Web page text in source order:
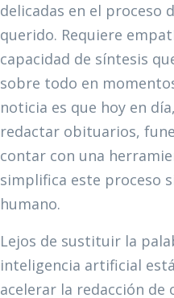
delicadas en el proceso
querido. Requiere
capacidad de síntesis
sobre todo en
noticia es que hoy en
redactar obituarios,
contar con una
simplifica este proceso
humano.
Lejos de sustituir la
inteligencia artificial
acelerar la redacción de